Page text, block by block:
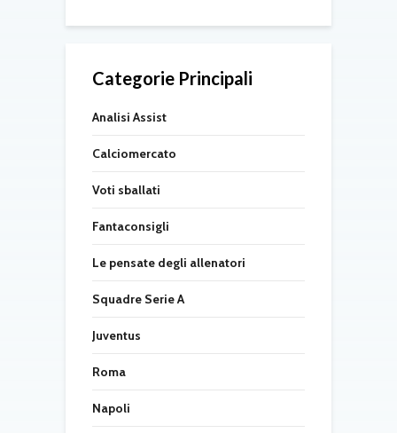
Categorie Principali
Analisi Assist
Calciomercato
Voti sballati
Fantaconsigli
Le pensate degli allenatori
Squadre Serie A
Juventus
Roma
Napoli